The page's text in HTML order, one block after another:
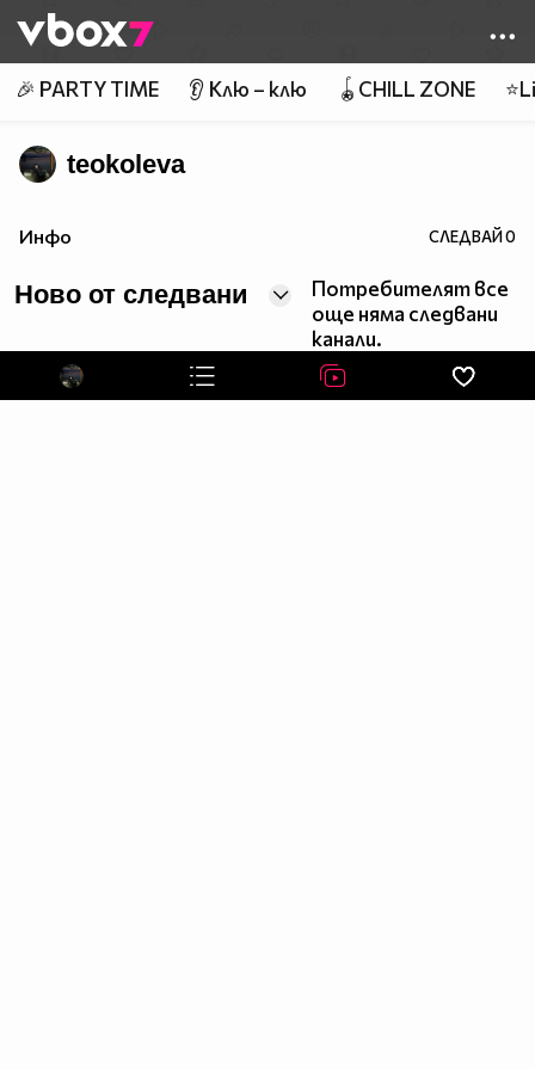
👾
🎉 PARTY TIME 👂 Клю – клю 🪀CHILL ZONE
teokoleva
Инфо СЛЕДВАЙ0
Ново от следвани
Потребителят все
още няма следвани
канали.